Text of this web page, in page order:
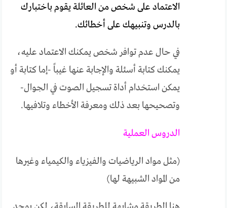
الاعتماد على شخص من العائلة يقوم باختبارك
بالدرس وتنبيهك على أخطائك.
في حال عدم توافر شخص يمكنك الاعتماد عليه،
يمكنك كتابة أسئلة والإجابة عنها غيباً -إما كتابة أو
يمكن استخدام أداة تسجيل الصوت في الجوال-
وتصحيحها بعد ذلك ومعرفة الأخطاء وتلافيها.
الدروس العملية
(مثل مواد الرياضيات والفيزياء والكيمياء وغيرها
من المواد الشبيهة لها)